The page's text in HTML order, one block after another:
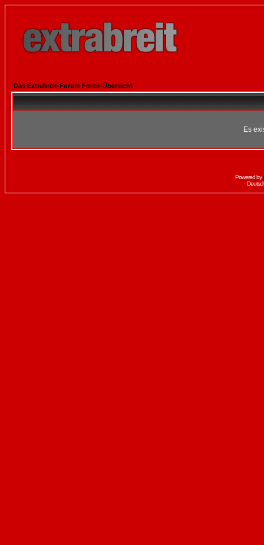
Das Extrabreit-Forum Foren-Übersicht
Es
Powered by